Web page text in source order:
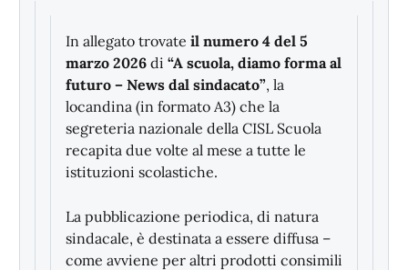
In allegato trovate il numero 4 del 5
marzo 2026 di “A scuola, diamo forma al
futuro – News dal sindacato”, la
locandina (in formato A3) che la
segreteria nazionale della CISL Scuola
recapita due volte al mese a tutte le
istituzioni scolastiche.
La pubblicazione periodica, di natura
sindacale, è destinata a essere diffusa –
come avviene per altri prodotti consimili